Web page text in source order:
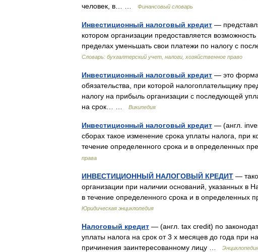
человек, в… …
Финансовый словарь
Инвестиционный налоговый кредит —
котором организации предоставляется
пределах уменьшать свои платежи по налогу с
Словарь: бухгалтерский учет, налоги, хозяйственное право
Инвестиционный налоговый кредит — это форма
обязательства, при которой налогоплательщику
налогу на прибыль организации с последующей
на срок… …
Википедия
Инвестиционный налоговый кредит — (англ.
сборах такое изменение срока уплаты налога, при
течение определенного срока и в определенных
права
ИНВЕСТИЦИОННЫЙ НАЛОГОВЫЙ КРЕДИТ —
организации при наличии оснований, указанных в
в течение определенного срока и в
Юридическая энциклопедия
Налоговый кредит — (англ. tax credit) по
уплаты налога на срок от 3 х месяцев до года при
причинения заинтересованному лицу …